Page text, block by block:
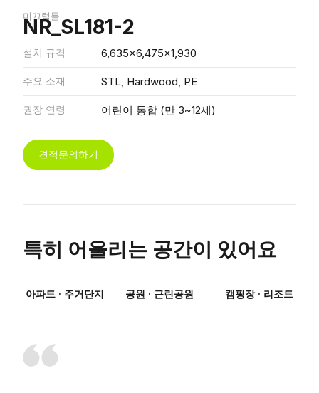
미끄럼틀
NR_SL181-2
설치 규격 6,635x6,475x1,930
주요 소재 STL, Hardwood, PE
권장 연령 어린이 통합 (만 3~12세)
견적문의하기
특히 어울리는 공간이 있어요
아파트 · 주거단지 공원 · 근린공원 캠핑장 · 리조트